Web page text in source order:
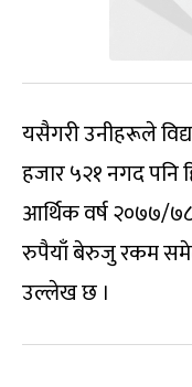
यसैगरी उनीहरूले
हजार ५२१ नगद पनि
आर्थिक वर्ष २०७७/
रुपैयाँ बेरुजु रकम समेत
उल्लेख छ ।